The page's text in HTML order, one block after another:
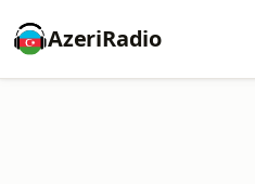
AzeriRadio